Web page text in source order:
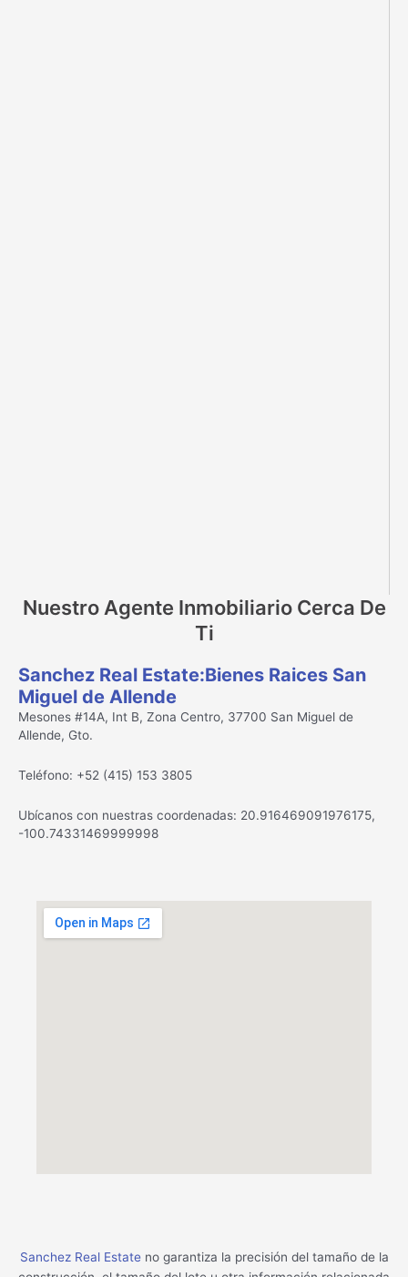
Nuestro Agente Inmobiliario Cerca De
Ti
Sanchez Real Estate:Bienes Raices San
Miguel de Allende
Mesones #14A, Int B, Zona Centro, 37700 San Miguel de
Allende, Gto.
Teléfono: +52 (415) 153 3805
Ubícanos con nuestras coordenadas: 20.916469091976175,
-100.74331469999998
Sanchez Real Estateno garantiza la precisión del tamaño de la